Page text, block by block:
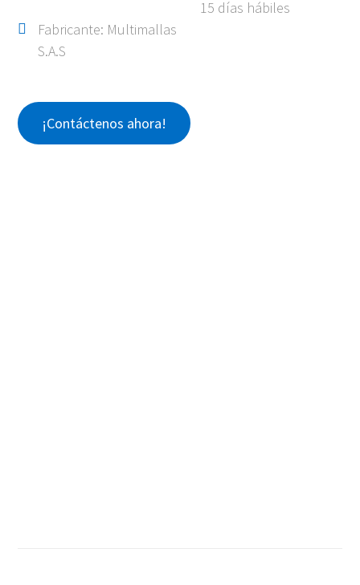
15 días hábiles
Fabricante: Multimallas
S.A.S
¡Contáctenos ahora!